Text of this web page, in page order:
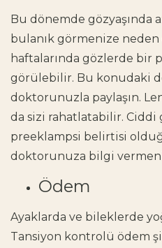
Bu dönemde gözyaşında
bulanık görmenize
haftalarında gözlerde bir
görülebilir. Bu konudaki
doktorunuzla paylaşın.
da sizi rahatlatabilir. Ciddi
preeklampsi belirtisi
doktorunuza bilgi
Ödem
Ayaklarda ve bileklerde
Tansiyon kontrolü ödem